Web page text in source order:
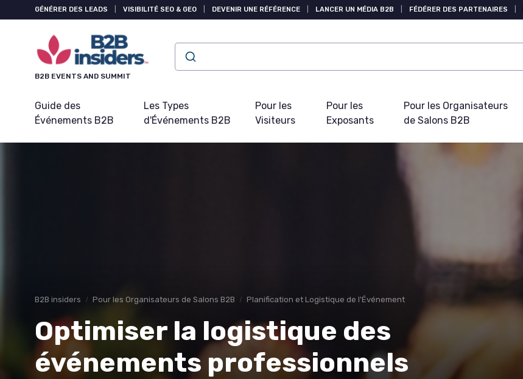
GÉNÉRER DES LEADS VISIBILITÉ SEO & GEO DEVENIR UNE RÉFÉRENCE LANCER UN MÉDIA B2B FÉDÉRER DES PARTENAIRES
B2B EVENTS AND SUMMIT
Guide des
Événements B2B
Les Types
d'Événements B2B
Pour les
Visiteurs
Pour les
Exposants
Pour les Organisateurs
de Salons B2B
B2B insiders Pour les Organisateurs de Salons B2B Planification et Logistique de l'Événement
Optimiser la logistique des
événements professionnels
Panneau de gestion des cookies